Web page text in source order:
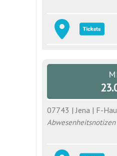
07743 | Jena | F-
Abwesenheitsnotizen